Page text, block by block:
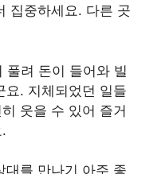
집중하세요. 다른 곳
풀려 돈이 들어와 빌
요. 지체되었던 일들
웃을 수 있어 즐거
대를 만나기 아주 좋